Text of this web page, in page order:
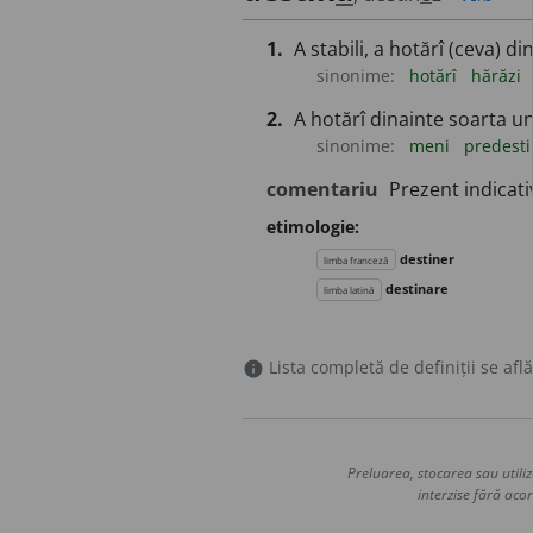
1. A stabili, a hotărî (ceva)
sinonime: hotărî hărăzi
2. A hotărî dinainte soarta
sinonime: meni
comentariu Prezent
etimologie:
limba franceză destiner
limba latină destinare
info Lista completă de definiții se
Preluarea, stocarea sau
interzise fără